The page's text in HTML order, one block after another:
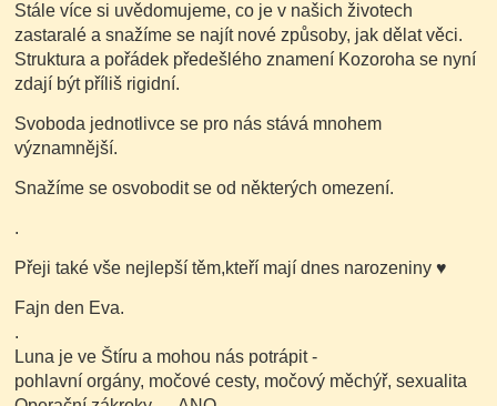
Stále více si uvědomujeme, co je v našich životech
zastaralé a snažíme se najít nové způsoby, jak dělat věci.
Struktura a pořádek předešlého znamení Kozoroha se nyní
zdají být příliš rigidní.
Svoboda jednotlivce se pro nás stává mnohem
významnější.
Snažíme se osvobodit se od některých omezení.
.
Přeji také vše nejlepší těm,kteří mají dnes narozeniny♥
Fajn den Eva.
.
Luna je ve Štíru a mohou nás potrápit -
pohlavní orgány, močové cesty, močový měchýř, sexualita